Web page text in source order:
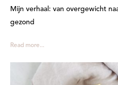
Mijn verhaal: van overgewicht
gezond
Read more...